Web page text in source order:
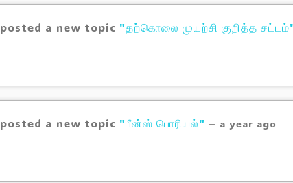
posted a new topic "தற்கொலை முயற்சி குறித்த
posted a new topic "பீன்ஸ் பொரியல்" – a year ago